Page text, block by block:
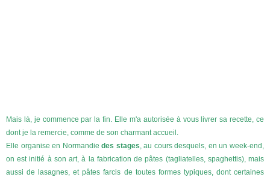
Mais là, je commence par la fin. Elle m'a autorisée à vous livrer sa recette, ce
dont je la remercie, comme de son charmant accueil.
Elle organise en Normandiedes stages , au cours desquels, en un week-end,
on est initié à son art, à la fabrication de pâtes (tagliatelles, spaghettis), mais
aussi de lasagnes, et pâtes farcis de toutes formes typiques, dont certaines